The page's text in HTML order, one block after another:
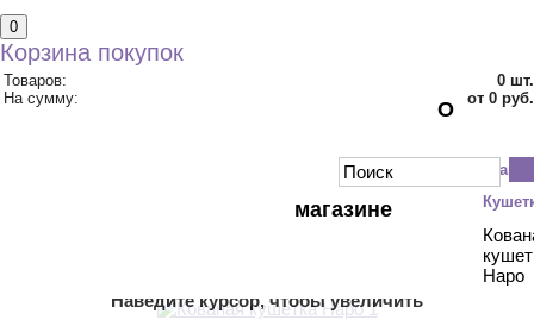
0
Корзина покупок
Товаров: 0 шт.
На сумму:
от 0 руб.
ДВУХЪЯРУСНЫЕ
О
магазине
Наро
Наведите курсор, чтобы увеличить